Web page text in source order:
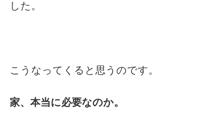
した。
こうなってくると思うのです。
家、本当に必要なのか。